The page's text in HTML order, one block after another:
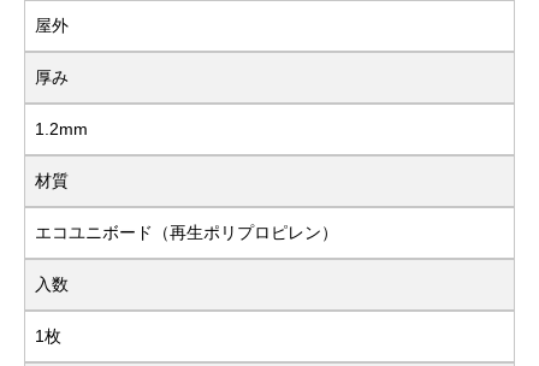
屋外
厚み
1.2mm
材質
エコユニボード（再生ポリプロピレン）
入数
1枚